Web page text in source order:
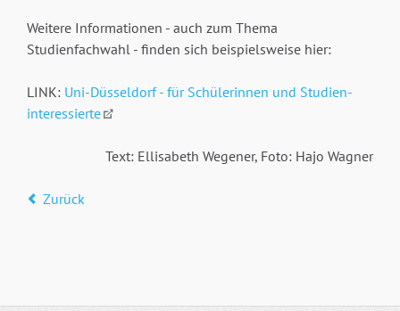
Weitere Informationen - auch zum Thema
Studienfachwahl - finden sich beispielsweise hier:
LINK: Uni-Düsseldorf - für Schülerinnen und Studien-
interessierte
Text: Ellisabeth Wegener, Foto: Hajo Wagner
Zurück